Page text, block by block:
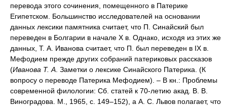
перевода этого сочинения, помещенного в Патерике
Египетском. Большинство исследователей на основании
данных лексики памятника считает, что П. Синайский был
переведен в Болгарии в начале X в. Однако, исходя из этих же
данных, Т. А. Иванова считает, что П. был переведен в IX в.
Мефодием прежде других собраний патериковых рассказов
(Иванова Т. А . Заметки о лексике Синайского Патерика. (К
вопросу о переводе Патерика Мефодием). – В кн.: Проблемы
современной филологии: Сб. статей к 70-летию акад. В. В.
Виноградова. М., 1965, с. 149–152), а А. С. Львов полагает, что